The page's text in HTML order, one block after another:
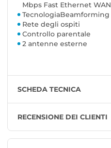
Mbps Fast Ethernet WAN
TecnologiaBeamforming
Rete degli ospiti
Controllo parentale
2 antenne esterne
SCHEDA TECNICA
RECENSIONE DEI CLIENTI